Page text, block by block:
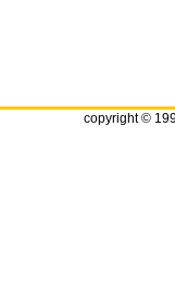
copyright ©